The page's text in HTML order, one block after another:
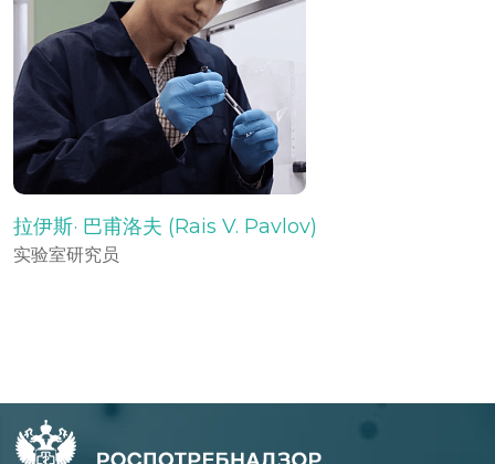
拉伊斯· 巴甫洛夫 (Rais V. Pavlov)
实验室研究员